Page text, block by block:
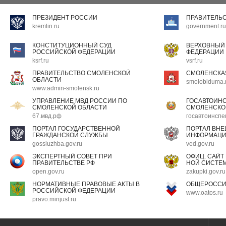
ПРЕЗИДЕНТ РОССИИ
kremlin.ru
government.ru
КОНСТИТУЦИОННЫЙ СУД
РОССИЙСКОЙ ФЕДЕРАЦИИ
ksrf.ru
ФЕДЕРАЦИИ
vsrf.ru
ПРАВИТЕЛЬСТВО СМОЛЕНСКОЙ
ОБЛАСТИ
www.admin-smolensk.ru
УПРАВЛЕНИЕ МВД РОССИИ ПО
СМОЛЕНСКОЙ ОБЛАСТИ
67.мвд.рф
ПОРТАЛ ГОСУДАРСТВЕННОЙ
ГРАЖДАНСКОЙ СЛУЖБЫ
gossluzhba.gov.ru
ПОРТАЛ
ved.gov.ru
ЭКСПЕРТНЫЙ СОВЕТ ПРИ
ПРАВИТЕЛЬСТВЕ РФ
open.gov.ru
ОФИЦ.
НОЙ
zakupki.gov.ru
НОРМАТИВНЫЕ ПРАВОВЫЕ АКТЫ В
РОССИЙСКОЙ ФЕДЕРАЦИИ
pravo.minjust.ru
www.oatos.ru